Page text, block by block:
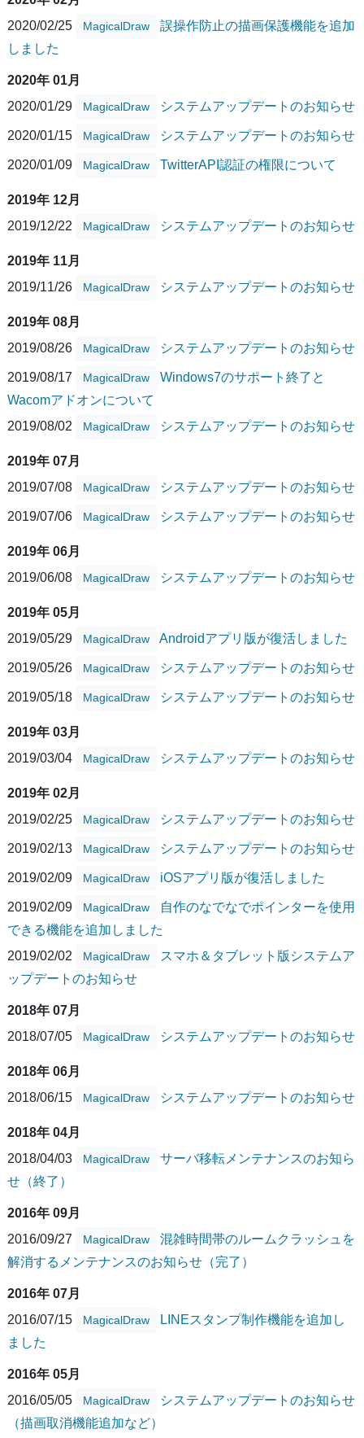
2020/02/25
MagicalDraw
誤操作防止の描画保護機能を追加
しました
2020年 01月
2020/01/29
MagicalDraw システムアップデートのお知らせ
2020/01/15 MagicalDraw システムアップデートのお知らせ
2020/01/09 MagicalDraw TwitterAPI認証の権限について
2019年 12月
2019/12/22
MagicalDraw システムアップデートのお知らせ
2019年 11月
2019/11/26
MagicalDraw システムアップデートのお知らせ
2019年 08月
2019/08/26
MagicalDraw システムアップデートのお知らせ
2019/08/17 MagicalDraw
Windows7のサポート終了と
Wacomアドオンについて
2019/08/02
MagicalDraw システムアップデートのお知らせ
2019年 07月
2019/07/08
MagicalDraw システムアップデートのお知らせ
2019/07/06 MagicalDraw システムアップデートのお知らせ
2019年 06月
2019/06/08
MagicalDraw システムアップデートのお知らせ
2019年 05月
2019/05/29
MagicalDraw Androidアプリ版が復活しました
2019/05/26 MagicalDraw システムアップデートのお知らせ
2019/05/18 MagicalDraw システムアップデートのお知らせ
2019年 03月
2019/03/04
MagicalDraw システムアップデートのお知らせ
2019年 02月
2019/02/25
MagicalDraw システムアップデートのお知らせ
2019/02/13 MagicalDraw システムアップデートのお知らせ
2019/02/09 MagicalDraw iOSアプリ版が復活しました
2019/02/09 MagicalDraw
自作のなでなでポインターを使用
できる機能を追加しました
2019/02/02
MagicalDraw
スマホ＆タブレット版システムア
ップデートのお知らせ
2018年 07月
2018/07/05
MagicalDraw システムアップデートのお知らせ
2018年 06月
2018/06/15
MagicalDraw システムアップデートのお知らせ
2018年 04月
2018/04/03
MagicalDraw
サーバ移転メンテナンスのお知ら
せ（終了）
2016年 09月
2016/09/27
MagicalDraw
混雑時間帯のルームクラッシュを
解消するメンテナンスのお知らせ（完了）
2016年 07月
2016/07/15
MagicalDraw
LINEスタンプ制作機能を追加し
ました
2016年 05月
2016/05/05
MagicalDraw
システムアップデートのお知らせ
（描画取消機能追加など）